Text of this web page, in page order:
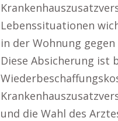
Lebenssituationen
in der Wohnung
Diese Absicherung ist
und die Wahl des